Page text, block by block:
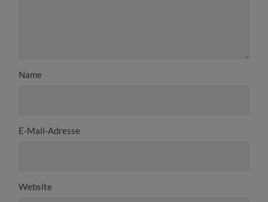
Name
E-Mail-Adresse
Website